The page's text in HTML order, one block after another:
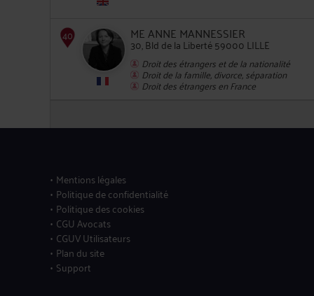
37
ME ANNE MANNESSIER
30, Bld de la Liberté 59000 LILLE
Droit des étrangers et de la nationalité
Droit de la famille, divorce, séparation
Droit des étrangers en France
Mentions légales
Politique de confidentialité
Politique des cookies
CGU Avocats
CGUV Utilisateurs
Plan du site
Support